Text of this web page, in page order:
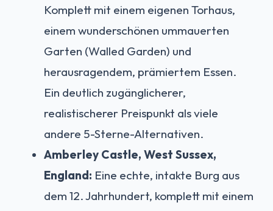
Komplett mit einem eigenen Torhaus,
einem wunderschönen ummauerten
Garten (Walled Garden) und
herausragendem, prämiertem Essen.
Ein deutlich zugänglicherer,
realistischerer Preispunkt als viele
andere 5-Sterne-Alternativen.
Amberley Castle, West Sussex,
England: Eine echte, intakte Burg aus
dem 12. Jahrhundert, komplett mit einem